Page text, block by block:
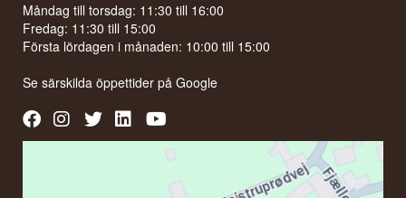
Måndag till torsdag: 11:30 till 16:00
Fredag: 11:30 till 15:00
Första lördagen i månaden: 10:00 till 15:00
Se särskilda öppettider påGoogle